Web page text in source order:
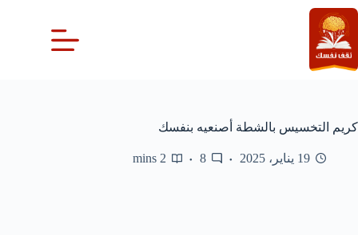
التجاوز
إلى
المحتوى
كريم التخسيس بالشطة أصنعيه بنفسك
19 يناير، 2025 8
2 mins